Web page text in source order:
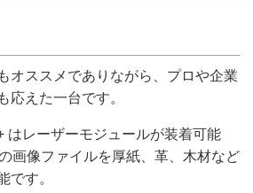
オススメでありながら、プロや企業
応えた一台です。
はレーザーモジュールが装着可能
画像ファイルを厚紙、革、木材など
です。